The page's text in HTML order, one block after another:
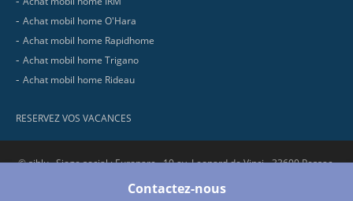
Contactez-nous
Achat mobil home O'Hara
Achat mobil home Rapidhome
Achat mobil home Trigano
Achat mobil home Rideau
RESERVEZ VOS VACANCES
© siblu . Siege social : Europarc - 10 av. Leonard de Vinci - 33600 Pessac.
No.